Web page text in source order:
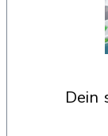
dein spiel beginnt nach dieser